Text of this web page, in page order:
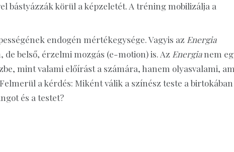
bástyázzák körül a képzeletét. A tréning mobilizálja a
endogén mértékegysége. Vagyis az Energia
de belső, érzelmi mozgás (e-motion) is. Az Energianem
mint valami előírást a számára, hanem olyasvalami,
a kérdés: Miként válik a színész teste a birtokában
és a testet?